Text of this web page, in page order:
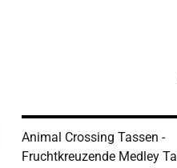
Animal Crossing Tassen -
Fruchtkreuzende Medley